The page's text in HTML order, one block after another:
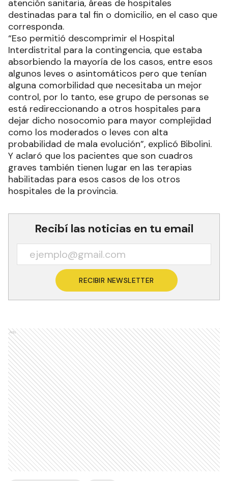
atención sanitaria, áreas de hospitales
destinadas para tal fin o domicilio, en el caso que
corresponda.
“Eso permitió descomprimir el Hospital
Interdistrital para la contingencia, que estaba
absorbiendo la mayoría de los casos, entre esos
algunos leves o asintomáticos pero que tenían
alguna comorbilidad que necesitaba un mejor
control, por lo tanto, ese grupo de personas se
está redireccionando a otros hospitales para
dejar dicho nosocomio para mayor complejidad
como los moderados o leves con alta
probabilidad de mala evolución”, explicó Bibolini.
Y aclaró que los pacientes que son cuadros
graves también tienen lugar en las terapias
habilitadas para esos casos de los otros
hospitales de la provincia.
Recibí las noticias en tu email
RECIBIR NEWSLETTER
Ads